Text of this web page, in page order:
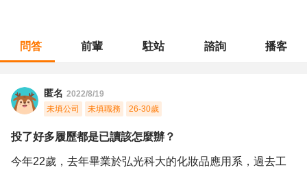
問答 前輩 駐站 諮詢 播客
匿名 2022/8/19
未填公司
未填職務 26-30歲
投了好多履歷都是已讀該怎麼辦？
今年22歲，去年畢業於弘光科大的化妝品應用系，過去工